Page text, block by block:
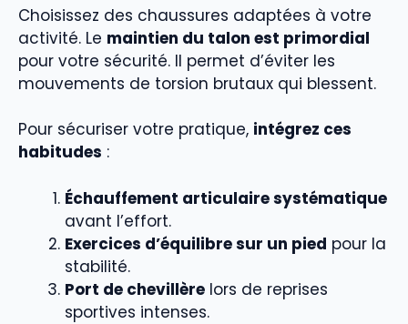
Choisissez des chaussures adaptées à votre
activité. Le maintien du talon est primordial
pour votre sécurité. Il permet d’éviter les
mouvements de torsion brutaux qui blessent.
Pour sécuriser votre pratique, intégrez ces
habitudes :
Échauffement articulaire systématique
avant l’effort.
Exercices d’équilibre sur un pied pour la
stabilité.
Port de chevillère lors de reprises
sportives intenses.